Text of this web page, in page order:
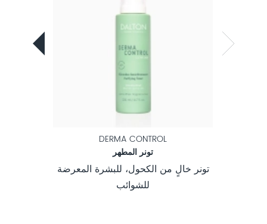
DERMA CONTROL
تونر المطهر
تونر خالٍ من الكحول، للبشرة المعرضة
للشوائب